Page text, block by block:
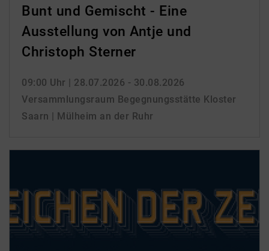
Bunt und Gemischt - Eine
Ausstellung von Antje und
Christoph Sterner
09:00 Uhr | 28.07.2026 - 30.08.2026
Versammlungsraum Begegnungsstätte Kloster
Saarn | Mülheim an der Ruhr